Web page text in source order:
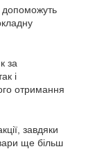
за
і
отримання
завдяки
ще більш